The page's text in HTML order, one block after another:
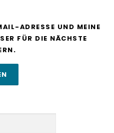
ADRESSE UND MEINE
FÜR DIE NÄCHSTE